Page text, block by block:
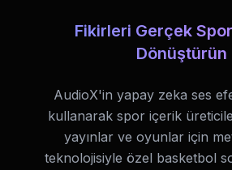
Fikirleri Gerçek
Dönüştürün
AudioX'in yapay zeka ses
kullanarak spor içerik
yayınlar ve oyunlar için
teknolojisiyle özel basketbol